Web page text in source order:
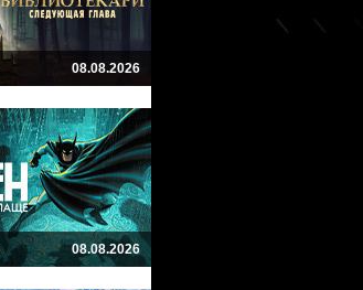
08.08.2026
08.08.2026